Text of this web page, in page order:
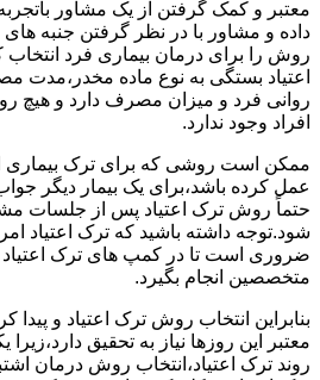
معتبر و کمک گرفتن از یک مشاور
داده و مشاور با در نظر گرفتن جنبه های
روش را برای درمان بیماری فرد
اعتیاد بستگی به نوع ماده
روانی فرد و میزان مصرف دارد و هیچ
افراد وجود ندارد.
ممکن است روشی که برای ترک بیماری
عمل کرده باشد،برای یک بیمار دیگر
حتماً روش ترک اعتیاد پس از جلسات
شود.توجه داشته باشید که ترک
ضروری است تا در کمپ های ترک
متخصصین انجام بگیرد.
بنابراین انتخاب روش ترک اعتیاد و پیدا
معتبر این روزها نیاز به تحقیق
روند ترک اعتیاد،انتخاب روش درمان